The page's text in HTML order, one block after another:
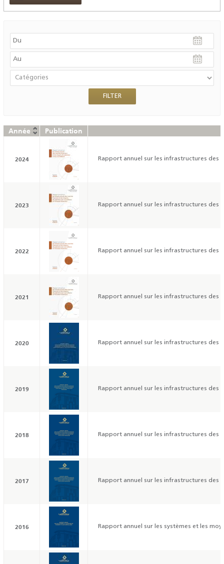
Année Publication
2024 Rapport annuel sur les infrastructures des
2023 Rapport annuel sur les infrastructures des
2022 Rapport annuel sur les infrastructures des
2021 Rapport annuel sur les infrastructures des
2020 Rapport annuel sur les infrastructures des
2019 Rapport annuel sur les infrastructures des
2018 Rapport annuel sur les infrastructures des
2017 Rapport annuel sur les infrastructures des
2016 Rapport annuel sur les systèmes et les